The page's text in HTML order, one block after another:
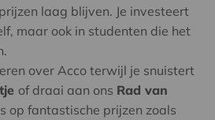
laag blijven. Je investeert
maar ook in studenten die het
over Acco terwijl je snuistert
of draai aan ons Rad van
op fantastische prijzen zoals